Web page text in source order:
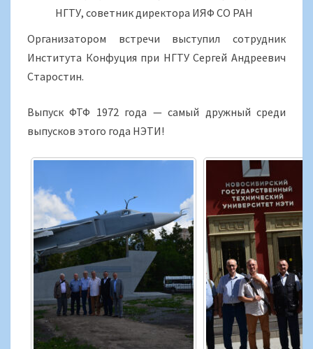
НГТУ, советник директора ИЯФ СО РАН
Организатором встречи выступил сотрудник
Института Конфуция при НГТУ Сергей Андреевич
Старостин.
Выпуск ФТФ 1972 года — самый дружный среди
выпусков этого года НЭТИ!